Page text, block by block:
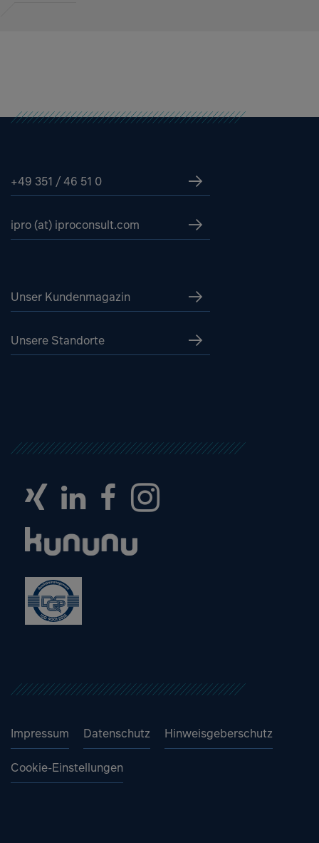
+49 351 / 46 51 0
ipro (at) iproconsult.com
Unser Kundenmagazin
Unsere Standorte
Impressum Datenschutz Hinweisgeberschutz
Cookie-Einstellungen